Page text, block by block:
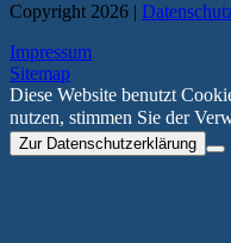
Copyright 2026 |
Impressum
Sitemap
Diese Website benutzt
nutzen, stimmen Sie der
Zur Datenschutzerklärung